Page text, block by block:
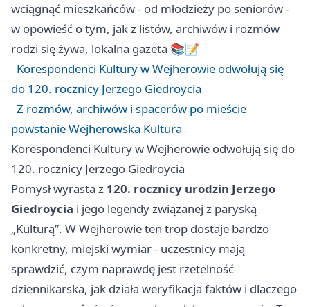
wciągnąć mieszkańców - od młodzieży po seniorów -
w opowieść o tym, jak z listów, archiwów i rozmów
rodzi się żywa, lokalna gazeta 📚📝
Korespondenci Kultury w Wejherowie odwołują się
do 120. rocznicy Jerzego Giedroycia
Z rozmów, archiwów i spacerów po mieście
powstanie Wejherowska Kultura
Korespondenci Kultury w Wejherowie odwołują się do
120. rocznicy Jerzego Giedroycia
Pomysł wyrasta z 120. rocznicy urodzin Jerzego
Giedroycia i jego legendy związanej z paryską
„Kulturą”. W Wejherowie ten trop dostaje bardzo
konkretny, miejski wymiar - uczestnicy mają
sprawdzić, czym naprawdę jest rzetelność
dziennikarska, jak działa weryfikacja faktów i dlaczego